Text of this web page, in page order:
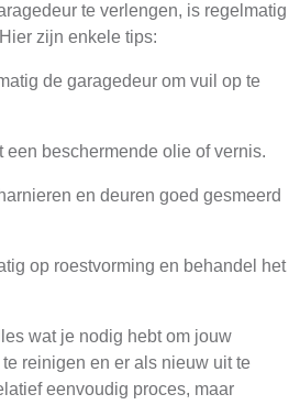
te verlengen, is regelmatig
zijn enkele tips:
de garagedeur om vuil op te
een beschermende olie of vernis.
en deuren goed gesmeerd
op roestvorming en behandel het
wat je nodig hebt om jouw
reinigen en er als nieuw uit te
eenvoudig proces, maar